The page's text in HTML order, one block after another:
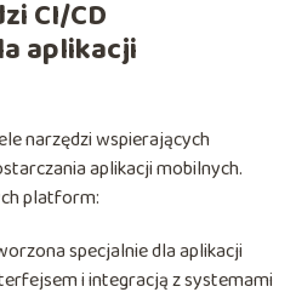
CI/CD
aplikacji
narzędzi wspierających
aplikacji mobilnych.
platform:
specjalnie dla aplikacji
i integracją z systemami